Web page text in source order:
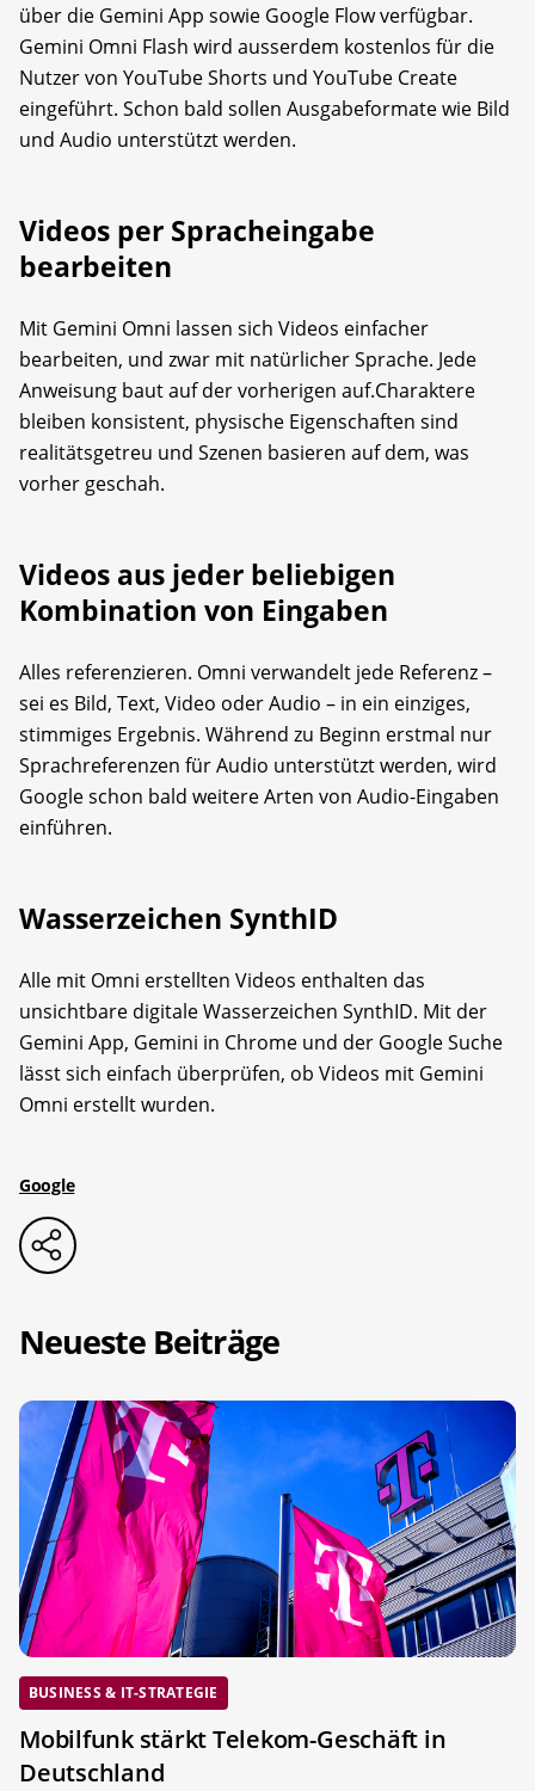
über die Gemini App sowie Google Flow verfügbar.
Gemini Omni Flash wird ausserdem kostenlos für die
Nutzer von YouTube Shorts und YouTube Create
eingeführt. Schon bald sollen Ausgabeformate wie Bild
und Audio unterstützt werden.
Videos per Spracheingabe
bearbeiten
Mit Gemini Omni lassen sich Videos einfacher
bearbeiten, und zwar mit natürlicher Sprache. Jede
Anweisung baut auf der vorherigen auf.Charaktere
bleiben konsistent, physische Eigenschaften sind
realitätsgetreu und Szenen basieren auf dem, was
vorher geschah.
Videos aus jeder beliebigen
Kombination von Eingaben
Alles referenzieren. Omni verwandelt jede Referenz –
sei es Bild, Text, Video oder Audio – in ein einziges,
stimmiges Ergebnis. Während zu Beginn erstmal nur
Sprachreferenzen für Audio unterstützt werden, wird
Google schon bald weitere Arten von Audio-Eingaben
einführen.
Wasserzeichen SynthID
Alle mit Omni erstellten Videos enthalten das
unsichtbare digitale Wasserzeichen SynthID. Mit der
Gemini App, Gemini in Chrome und der Google Suche
lässt sich einfach überprüfen, ob Videos mit Gemini
Omni erstellt wurden.
Google
Neueste Beiträge
BUSINESS & IT-STRATEGIE
Mobilfunk stärkt Telekom-Geschäft in
Deutschland